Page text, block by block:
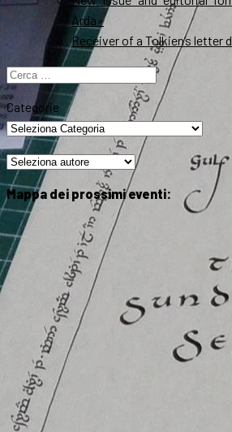
Arda»
Receiver of a Tolkien’s letter
Ricerca
per:
Categorie
Mappa dei prossimi eventi: